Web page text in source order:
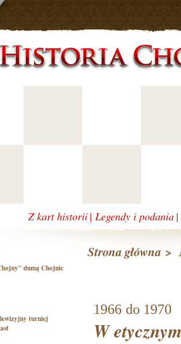
Z kart historii | Legendy i podania |
"Chojny" dumą Chojnic
Strona główna >
1966 do 1970
W